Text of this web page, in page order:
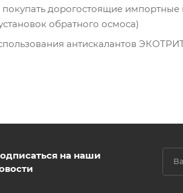
покупать дорогостоящие
обратного осмоса)
антискалантов
на наши